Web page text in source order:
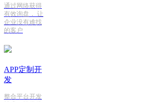
通过网络获得
有效询盘， 让
企业没有难找
的客户
APP定制开
发
整合平台开发